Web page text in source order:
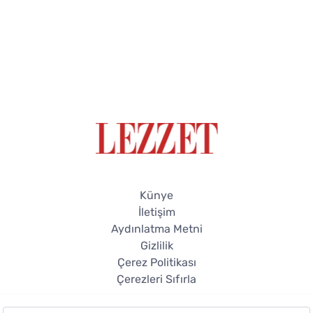
Künye
İletişim
Aydınlatma Metni
Gizlilik
Çerez Politikası
Çerezleri Sıfırla